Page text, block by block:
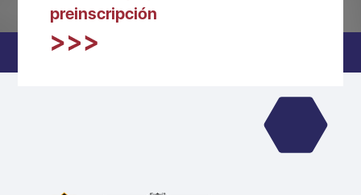
preinscripción